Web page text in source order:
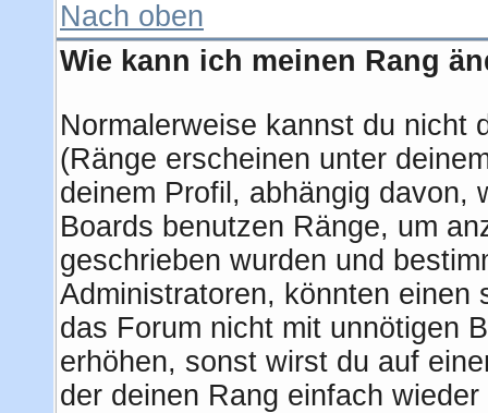
Nach oben
Wie kann ich meinen Rang
Normalerweise kannst du nicht
(Ränge erscheinen unter
deinem Profil, abhängig davon,
Boards benutzen Ränge, um
geschrieben wurden und
Administratoren, könnten einen
das Forum nicht mit unnötigen
erhöhen, sonst wirst du auf
der deinen Rang einfach